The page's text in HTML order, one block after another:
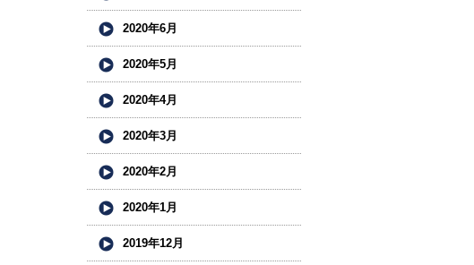
2020年6月
2020年5月
2020年4月
2020年3月
2020年2月
2020年1月
2019年12月